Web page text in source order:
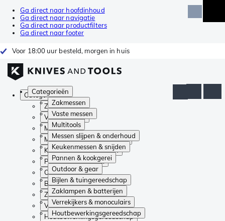
Ga direct naar hoofdinhoud
Ga direct naar navigatie
Ga direct naar productfilters
Ga direct naar footer
Voor 18:00 uur besteld, morgen in huis
Categorieën
Zakmessen
Vaste messen
Multitools
Messen slijpen & onderhoud
Keukenmessen & snijden
Pannen & kookgerei
Outdoor & gear
Bijlen & tuingereedschap
Zaklampen & batterijen
Verrekijkers & monoculairs
Houtbewerkingsgereedschap
Categorieën
Zakmessen
Vaste messen
Multitools
Messen slijpen & onderhoud
Keukenmessen & snijden
Pannen & kookgerei
Outdoor & gear
Bijlen & tuingereedschap
Zaklampen & batterijen
Verrekijkers & monoculairs
Houtbewerkingsgereedschap